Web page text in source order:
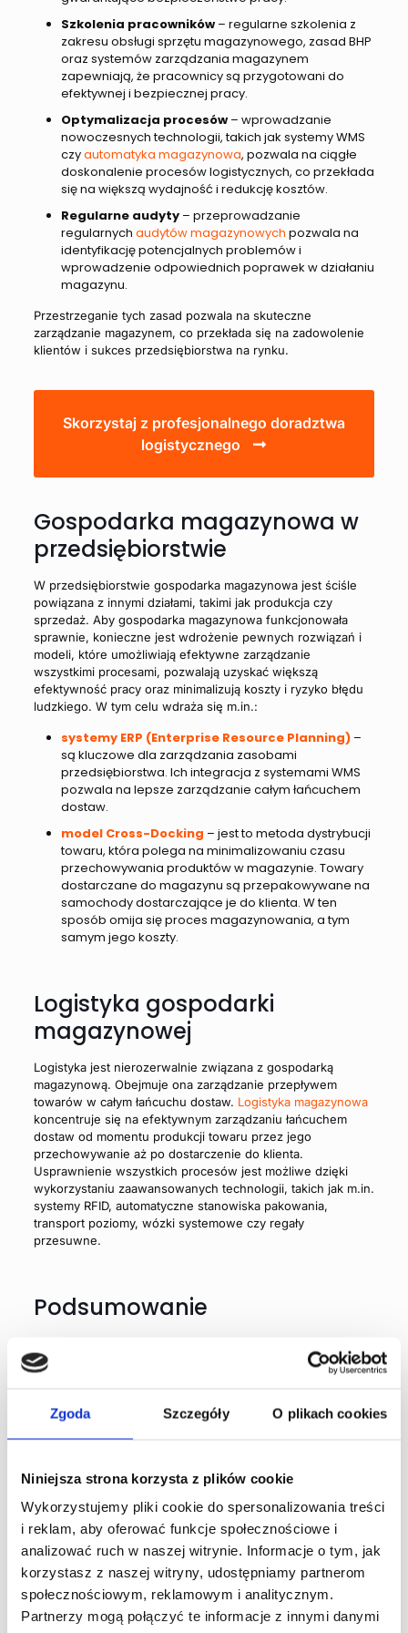
Zgoda Szczegóły O plikach cookies
Niniejsza strona korzysta z plików cookie
Wykorzystujemy pliki cookie do spersonalizowania treści
i reklam, aby oferować funkcje społecznościowe i
analizować ruch w naszej witrynie. Informacje o tym, jak
korzystasz z naszej witryny, udostępniamy partnerom
społecznościowym, reklamowym i analitycznym.
Partnerzy mogą połączyć te informacje z innymi danymi
Szkolenia pracowników– regularne szkolenia z
zakresu obsługi sprzętu magazynowego, zasad BHP
oraz systemów zarządzania magazynem
zapewniają, że pracownicy są przygotowani do
efektywnej i bezpiecznej pracy.
Optymalizacja procesów– wprowadzanie
nowoczesnych technologii, takich jak systemy WMS
czyautomatyka magazynowa, pozwala na ciągłe
doskonalenie procesów logistycznych, co przekłada
się na większą wydajność i redukcję kosztów.
Regularne audyty– przeprowadzanie
regularnych audytów magazynowych pozwala na
identyfikację potencjalnych problemów i
wprowadzenie odpowiednich poprawek w działaniu
magazynu.
Przestrzeganie tych zasad pozwala na skuteczne
zarządzanie magazynem, co przekłada się na zadowolenie
klientów i sukces przedsiębiorstwa na rynku.
Skorzystaj z profesjonalnego doradztwa
logistycznego
Gospodarka magazynowa w
przedsiębiorstwie
W przedsiębiorstwie gospodarka magazynowa jest ściśle
powiązana z innymi działami, takimi jak produkcja czy
sprzedaż. Aby gospodarka magazynowa funkcjonowała
sprawnie, konieczne jest wdrożenie pewnych rozwiązań i
modeli, które umożliwiają efektywne zarządzanie
wszystkimi procesami, pozwalają uzyskać większą
efektywność pracy oraz minimalizują koszty i ryzyko błędu
ludzkiego. W tym celu wdraża się m.in.:
systemy ERP (Enterprise Resource Planning)–
są kluczowe dla zarządzania zasobami
przedsiębiorstwa. Ich integracja z systemami WMS
pozwala na lepsze zarządzanie całym łańcuchem
dostaw.
model Cross-Docking – jest to metoda dystrybucji
towaru, która polega na minimalizowaniu czasu
przechowywania produktów w magazynie. Towary
dostarczane do magazynu są przepakowywane na
samochody dostarczające je do klienta. W ten
sposób omija się proces magazynowania, a tym
samym jego koszty.
Logistyka gospodarki
magazynowej
Logistyka jest nierozerwalnie związana z gospodarką
magazynową. Obejmuje ona zarządzanie przepływem
towarów w całym łańcuchu dostaw. Logistyka magazynowa
koncentruje się na efektywnym zarządzaniu łańcuchem
dostaw od momentu produkcji towaru przez jego
przechowywanie aż po dostarczenie do klienta.
Usprawnienie wszystkich procesów jest możliwe dzięki
wykorzystaniu zaawansowanych technologii, takich jak m.in.
systemy RFID, automatyczne stanowiska pakowania,
transport poziomy, wózki systemowe czy regały
przesuwne.
Podsumowanie
funkcjonowania każdego przedsiębiorstwa. Dzięki
nowoczesnym technologiom i systemom zarządzania, takim
magazynowych, co przekłada się na większą wydajność i
DataConsult to polski producent
kompleksowych rozwiązań
informatycznych, które
wspomagają zarządzanie logistyką
wewnętrzną przedsiębiorstw. Od 21
lat dostarczamy innowacyjne